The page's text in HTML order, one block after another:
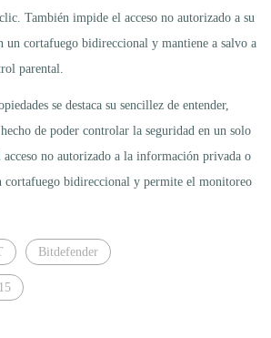
También impide el acceso no autorizado a su
un cortafuego bidireccional y mantiene a salvo a
parental.
se destaca su sencillez de entender,
de poder controlar la seguridad en un solo
no autorizado a la información privada o
cortafuego bidireccional y permite el monitoreo
Bitdefender